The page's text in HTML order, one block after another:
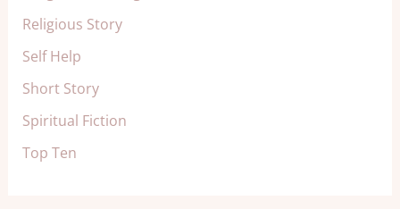
Religious Story
Self Help
Short Story
Spiritual Fiction
Top Ten